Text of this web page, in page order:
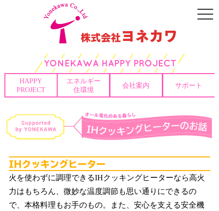
HAPPY
PROJECT
エネルギー
住環境
会社案内 サポート
火を使わずに調理できるIHクッキングヒーターなら高火
力はもちろん、微妙な温度調節も思い通りにできるの
で、本格料理もお手のもの。また、安心を支える安全機